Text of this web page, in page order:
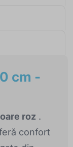
cm -
roz .
confort